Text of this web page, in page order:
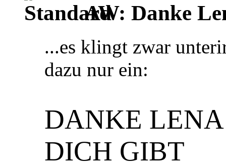
AW: Danke
...es klingt zwar
dazu nur ein:
DANKE
DICH GIBT